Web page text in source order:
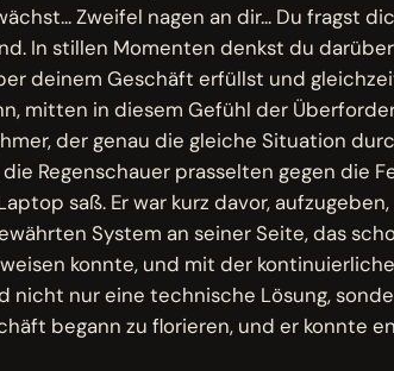
Zweifel nagen an dir... Du fragst
In stillen Momenten denkst du
deinem Geschäft erfüllst und
mitten in diesem Gefühl der
der genau die gleiche Situation
Regenschauer prasselten gegen die
saß. Er war kurz davor,
System an seiner Seite, das
konnte, und mit der
nicht nur eine technische Lösung,
begann zu florieren, und er konnte